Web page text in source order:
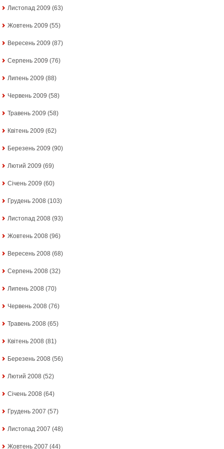
Листопад 2009 (63)
Жовтень 2009 (55)
Вересень 2009 (87)
Серпень 2009 (76)
Липень 2009 (88)
Червень 2009 (58)
Травень 2009 (58)
Квітень 2009 (62)
Березень 2009 (90)
Лютий 2009 (69)
Січень 2009 (60)
Грудень 2008 (103)
Листопад 2008 (93)
Жовтень 2008 (96)
Вересень 2008 (68)
Серпень 2008 (32)
Липень 2008 (70)
Червень 2008 (76)
Травень 2008 (65)
Квітень 2008 (81)
Березень 2008 (56)
Лютий 2008 (52)
Січень 2008 (64)
Грудень 2007 (57)
Листопад 2007 (48)
Жовтень 2007 (44)